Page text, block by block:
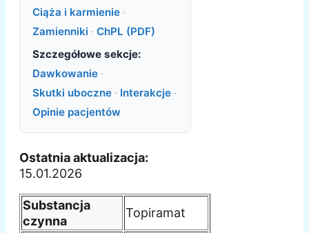
Ciąża i karmienie ·
Zamienniki · ChPL (PDF)
Szczegółowe sekcje:
Dawkowanie ·
Skutki uboczne · Interakcje ·
Opinie pacjentów
Ostatnia aktualizacja:
15.01.2026
Substancja
czynna
Topiramat